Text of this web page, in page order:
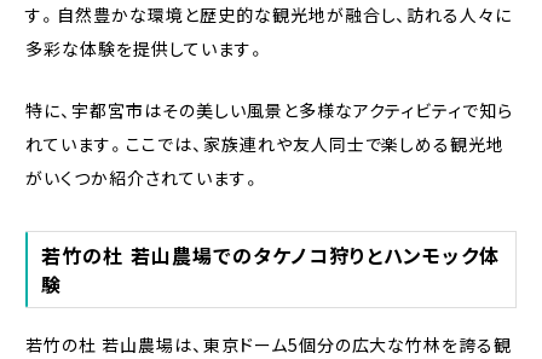
す。自然豊かな環境と歴史的な観光地が融合し、訪れる人々に
多彩な体験を提供しています。
特に、宇都宮市はその美しい風景と多様なアクティビティで知ら
れています。ここでは、家族連れや友人同士で楽しめる観光地
がいくつか紹介されています。
若竹の杜 若山農場でのタケノコ狩りとハンモック体
験
若竹の杜 若山農場は、東京ドーム5個分の広大な竹林を誇る観